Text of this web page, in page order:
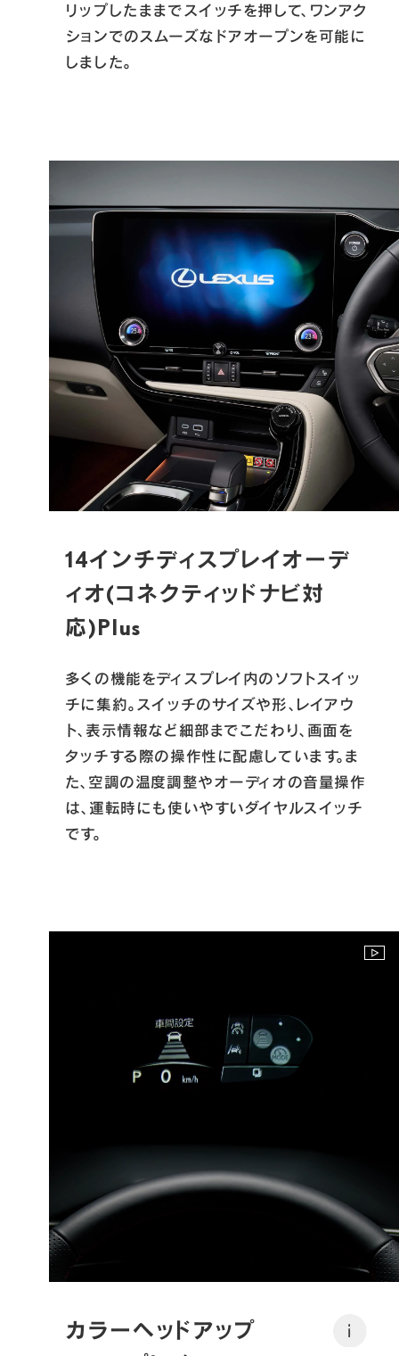
リップしたままでスイッチを押して、ワンアク
ションでのスムーズなドアオープンを可能に
しました。
14インチディスプレイオーデ
ィオ(コネクティッドナビ対
応)Plus
多くの機能をディスプレイ内のソフトスイッ
チに集約。スイッチのサイズや形、レイアウ
ト、表示情報など細部までこだわり、画面を
タッチする際の操作性に配慮しています。ま
た、空調の温度調整やオーディオの音量操作
は、運転時にも使いやすいダイヤルスイッチ
です。
カラーヘッドアップ
i